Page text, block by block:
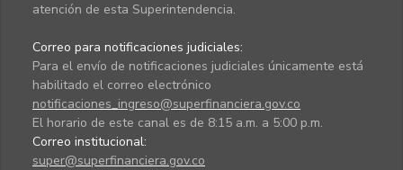
atención de esta Superintendencia.
Correo para notificaciones judiciales:
Para el envío de notificaciones judiciales únicamente está
habilitado el correo electrónico
notificaciones_ingreso@superfinanciera.gov.co
El horario de este canal es de 8:15 a.m. a 5:00 p.m.
Correo institucional:
super@superfinanciera.gov.co